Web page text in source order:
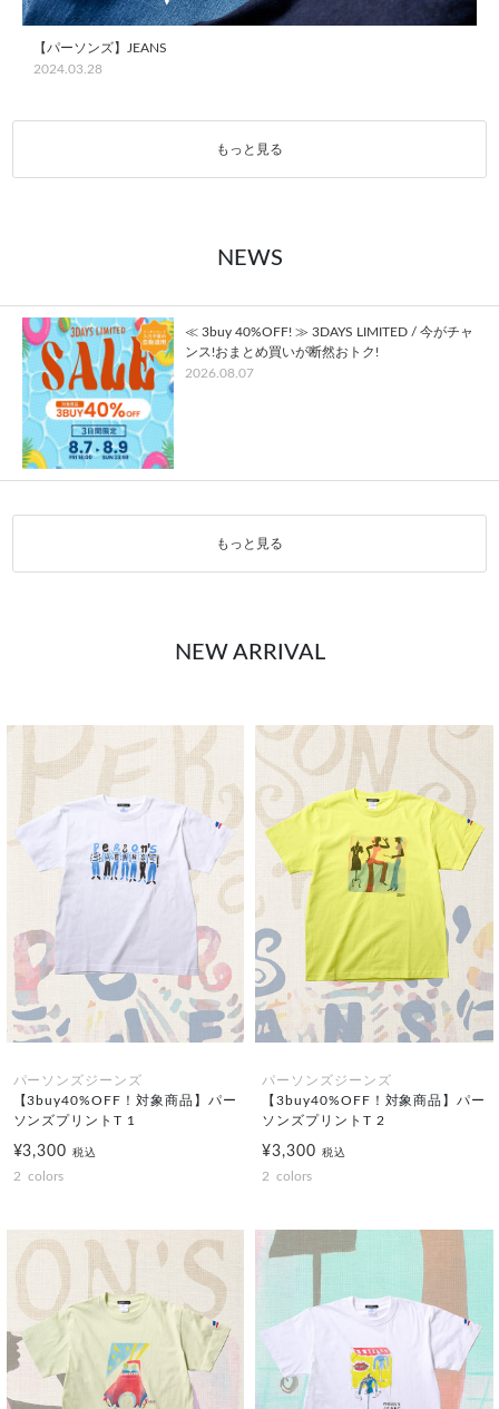
【パーソンズ】JEANS
2024.03.28
もっと見る
NEWS
≪ 3buy 40%OFF! ≫ 3DAYS LIMITED / 今がチャ
ンス!おまとめ買いが断然おトク!
2026.08.07
もっと見る
NEW ARRIVAL
パーソンズジーンズ
【3buy40%OFF！対象商品】パー
ソンズプリントT 1
¥3,300税込
2 colors
パーソンズジーンズ
【3buy40%OFF！対象商品】パー
ソンズプリントT 2
¥3,300 税込
2 colors